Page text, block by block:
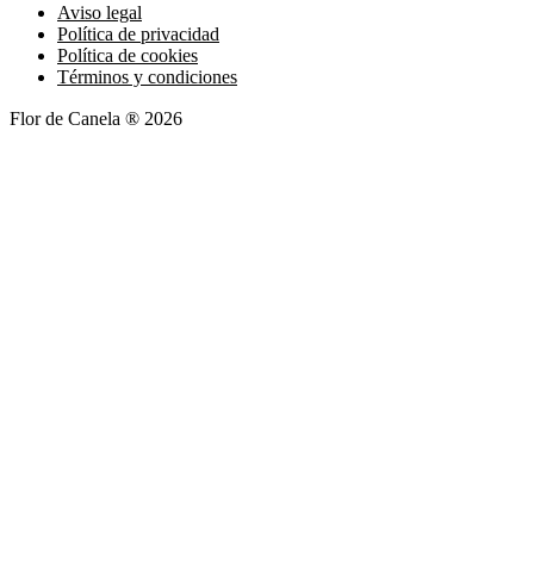
Aviso legal
Política de privacidad
Política de cookies
Términos y condiciones
Flor de Canela ® 2026